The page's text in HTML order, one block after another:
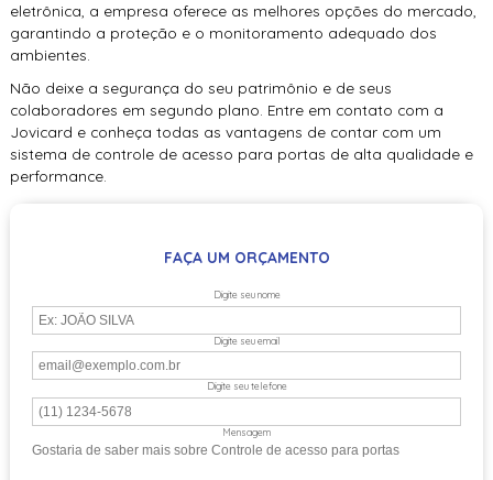
eletrônica, a empresa oferece as melhores opções do mercado,
garantindo a proteção e o monitoramento adequado dos
ambientes.
Não deixe a segurança do seu patrimônio e de seus
colaboradores em segundo plano. Entre em contato com a
Jovicard e conheça todas as vantagens de contar com um
sistema de controle de acesso para portas de alta qualidade e
performance.
FAÇA UM ORÇAMENTO
Digite seu nome
Digite seu email
Digite seu telefone
Mensagem